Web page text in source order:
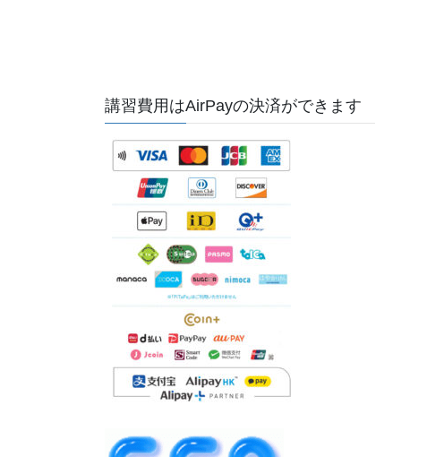
講習費用はAirPayの決済ができます